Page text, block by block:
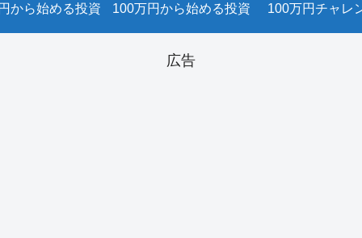
から始める投資 100万円から始める投資 100万円チャレ
広告